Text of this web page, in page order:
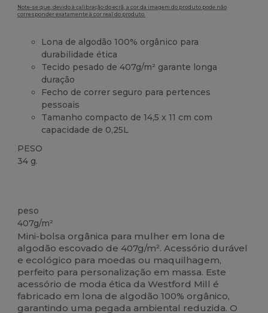
Note-se que, devido à calibração do ecrã, a cor da imagem do produto pode não
corresponder exatamente à cor real do produto.
Lona de algodão 100% orgânico para
durabilidade ética
Tecido pesado de 407g/m² garante longa
duração
Fecho de correr seguro para pertences
pessoais
Tamanho compacto de 14,5 x 11 cm com
capacidade de 0,25L
PESO
34 g.
peso
407g/m²
Mini-bolsa orgânica para mulher em lona de
algodão escovado de 407g/m². Acessório durável
e ecológico para moedas ou maquilhagem,
perfeito para personalização em massa. Este
acessório de moda ética da Westford Mill é
fabricado em lona de algodão 100% orgânico,
garantindo uma pegada ambiental reduzida. O